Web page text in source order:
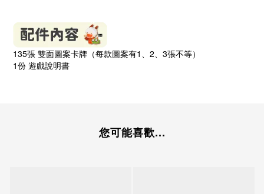
135張 雙面圖案卡牌（每款圖案有1 、 2、 3張不等）
1份 遊戲說明書
您可能喜歡...